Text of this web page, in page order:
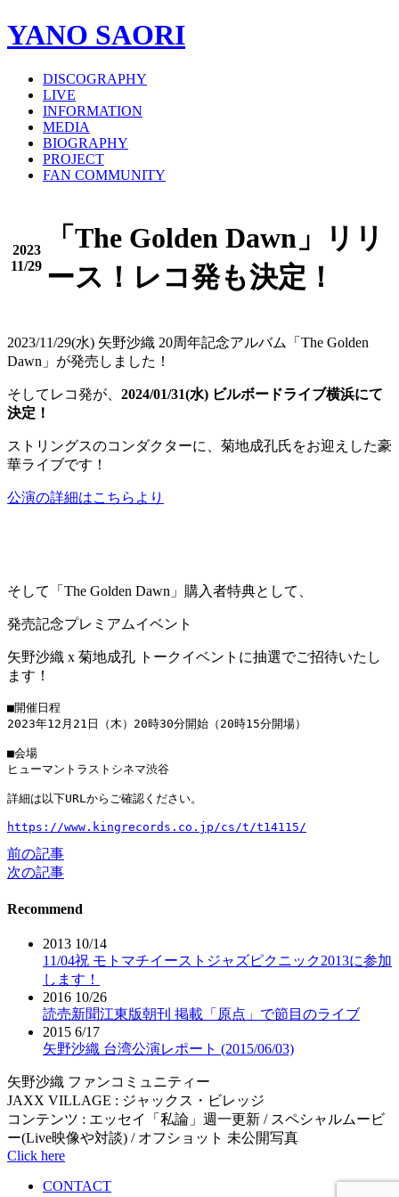
YANO SAORI
DISCOGRAPHY
LIVE
INFORMATION
MEDIA
BIOGRAPHY
PROJECT
FAN COMMUNITY
2023
11/29
「The Golden Dawn」リリ
ース！レコ発も決定！
2023/11/29(水) 矢野沙織 20周年記念アルバム「The Golden
Dawn」が発売しました！
そしてレコ発が、 2024/01/31(水) ビルボードライブ横浜にて
決定！
ストリングスのコンダクターに、菊地成孔氏をお迎えした豪
華ライブです！
公演の詳細はこちらより
そして「The Golden Dawn」購入者特典として、
発売記念プレミアムイベント
矢野沙織 x 菊地成孔 トークイベントに抽選でご招待いたし
ます！
■開催日程
2023年12月21日（木）20時30分開始（20時15分開場）
■会場
ヒューマントラストシネマ渋谷
詳細は以下URLからご確認ください。
https://www.kingrecords.co.jp/cs/t/t14115/
投
稿
ナ
ン
前の記事
次の記事
Recommend
2013 10/14
11/04祝 モトマチイーストジャズピクニック2013に参加
します！
2016 10/26
読売新聞江東版朝刊 掲載「原点」で節目のライブ
2015 6/17
矢野沙織 台湾公演レポート (2015/06/03)
矢野沙織 ファンコミュニティー
JAXX VILLAGE : ジャックス・ビレッジ
コンテンツ : エッセイ「私論」週一更新 / スペシャルムービ
ー(Live映像や対談) / オフショット 未公開写真
Click here
CONTACT